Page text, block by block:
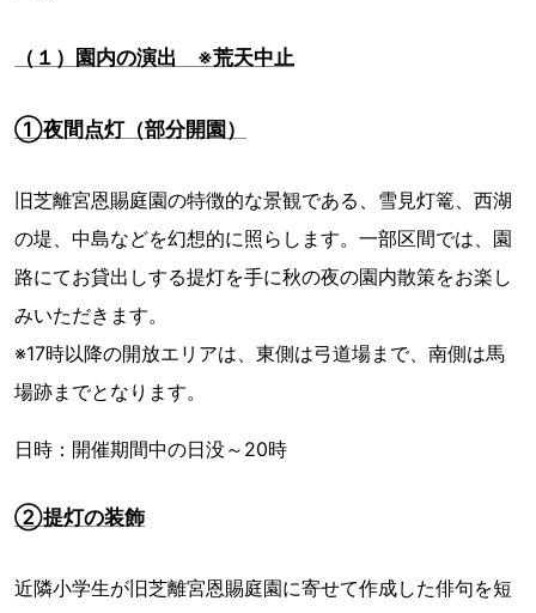
（１）園内の演出 ※荒天中止
①夜間点灯（部分開園）
旧芝離宮恩賜庭園の特徴的な景観である、雪見灯篭、西湖
の堤、中島などを幻想的に照らします。一部区間では、園
路にてお貸出しする提灯を手に秋の夜の園内散策をお楽し
みいただきます。
※17時以降の開放エリアは、東側は弓道場まで、南側は馬
場跡までとなります。
日時：開催期間中の日没～20時
②提灯の装飾
近隣小学生が旧芝離宮恩賜庭園に寄せて作成した俳句を短